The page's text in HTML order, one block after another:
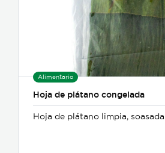
Alimentario
Hoja de plátano congelada
Hoja de plátano limpia,